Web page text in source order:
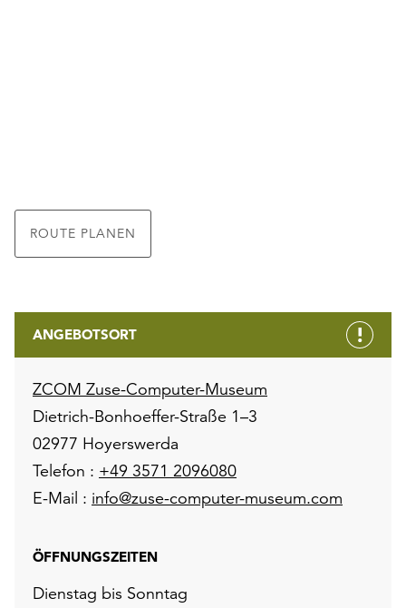
ROUTE PLANEN
ANGEBOTSORT
ZCOM Zuse-Computer-Museum
Dietrich-Bonhoeffer-Straße 1–3
02977 Hoyerswerda
Telefon : +49 3571 2096080
E-Mail : info@zuse-computer-museum.com
ÖFFNUNGSZEITEN
Dienstag bis Sonntag